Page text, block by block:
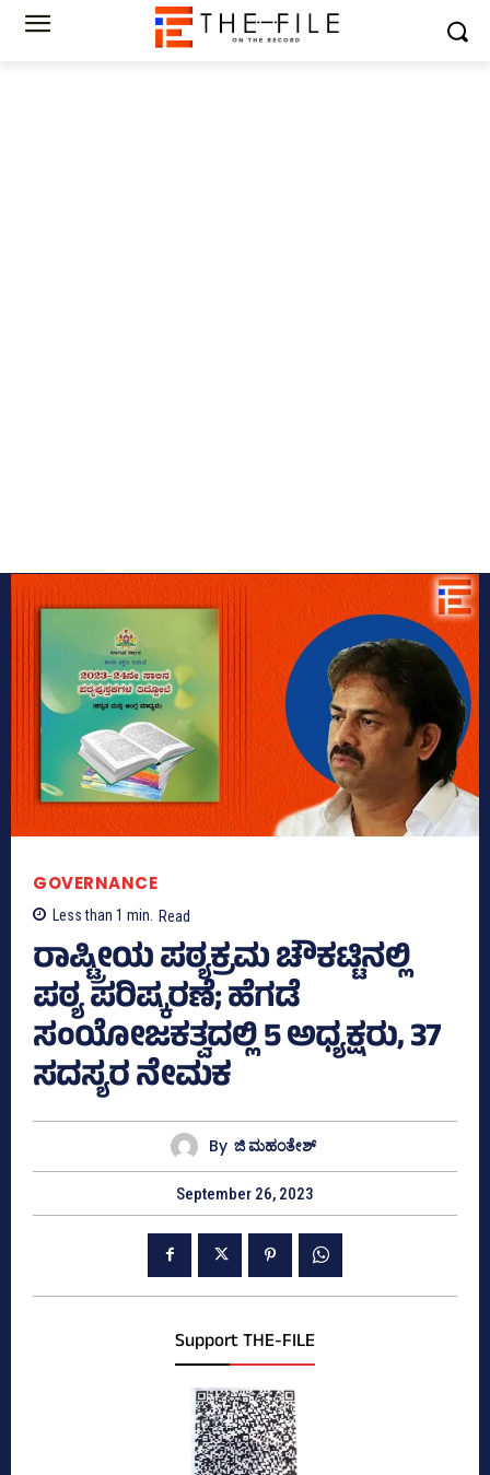
GOVERNANCE
Less than 1 min. Read
ರಾಷ್ಟ್ರೀಯ ಪಠ್ಯಕ್ರಮ ಚೌಕಟ್ಟಿನಲ್ಲಿ
ಪಠ್ಯ ಪರಿಷ್ಕರಣೆ; ಹೆಗಡೆ
ಸಂಯೋಜಕತ್ವದಲ್ಲಿ 5 ಅಧ್ಯಕ್ಷರು, 37
ಸದಸ್ಯರ ನೇಮಕ
By ಜಿ ಮಹಂತೇಶ್
September 26, 2023
Support THE-FILE